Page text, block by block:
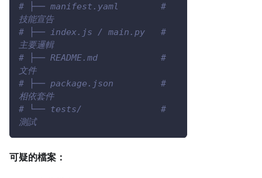
# ├── manifest.yaml        #
技能宣告
# ├── index.js / main.py   #
主要邏輯
# ├── README.md            #
文件
# ├── package.json         #
相依套件
# └── tests/               #
測試
可疑的檔案：